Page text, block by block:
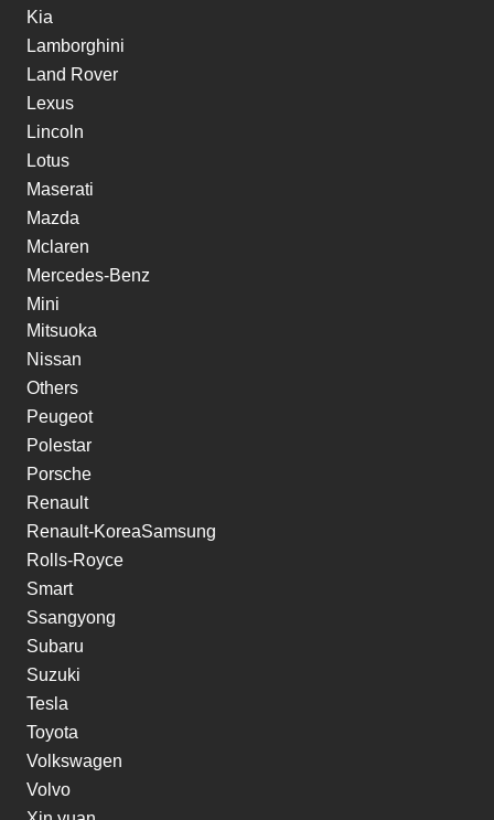
Kia
Lamborghini
Land Rover
Lexus
Lincoln
Lotus
Maserati
Mazda
Mclaren
Mercedes-Benz
Mini
Mitsuoka
Nissan
Others
Peugeot
Polestar
Porsche
Renault
Renault-KoreaSamsung
Rolls-Royce
Smart
Ssangyong
Subaru
Suzuki
Tesla
Toyota
Volkswagen
Volvo